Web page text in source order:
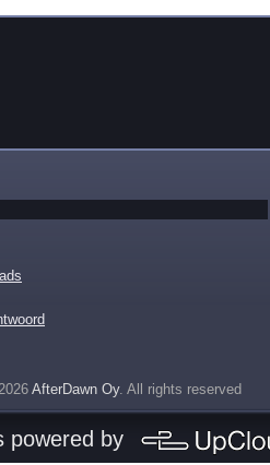
AfterDawn Oy. All rights reserved
powered by